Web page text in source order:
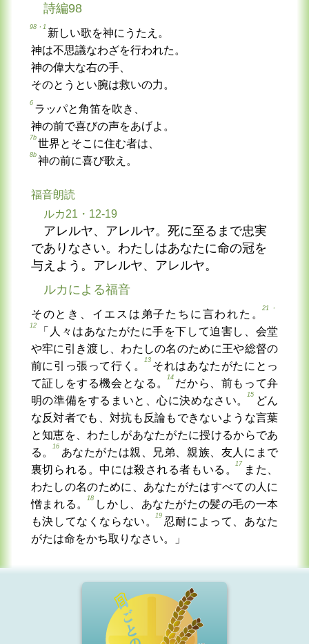
詩編98
98・1
新しい歌を神にうたえ。
神は不思議なわざを行われた。
神の偉大な右の手、
そのとうとい腕は救いの力。
6
ラッパと角笛を吹き、
神の前で喜びの声をあげよ。
7b
世界とそこに住む者は、
8b
神の前に喜び歌え。
福音朗読
ルカ21・12-19
アレルヤ、アレルヤ。死に至るまで忠実
でありなさい。わたしはあなたに命の冠を
与えよう。アレルヤ、アレルヤ。
ルカによる福音
そのとき、イエスは弟子たちに言われた。
21・
12
「人々はあなたがたに手を下して迫害し、会堂
や牢に引き渡し、わたしの名のために王や総督の
前に引っ張って行く。
13
それはあなたがたにとっ
て証しをする機会となる。
14
だから、前もって弁
明の準備をするまいと、心に決めなさい。
15
どん
な反対者でも、対抗も反論もできないような言葉
と知恵を、わたしがあなたがたに授けるからであ
る。
16
あなたがたは親、兄弟、親族、友人にまで
裏切られる。中には殺される者もいる。
17
また、
わたしの名のために、あなたがたはすべての人に
憎まれる。
18
しかし、あなたがたの髪の毛の一本
も決してなくならない。
19
忍耐によって、あなた
がたは命をかち取りなさい。」